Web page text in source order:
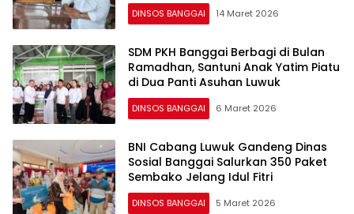
DINSOS BANGGAI 14 Maret 2026
SDM PKH Banggai Berbagi di Bulan
Ramadhan, Santuni Anak Yatim Piatu
di Dua Panti Asuhan Luwuk
DINSOS BANGGAI 6 Maret 2026
BNI Cabang Luwuk Gandeng Dinas
Sosial Banggai Salurkan 350 Paket
Sembako Jelang Idul Fitri
DINSOS BANGGAI 5 Maret 2026